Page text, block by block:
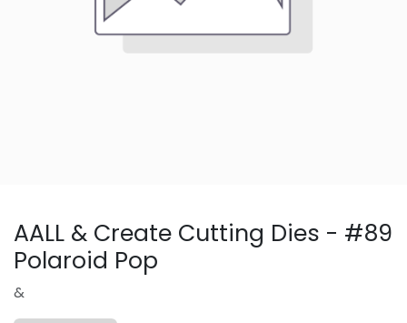
AALL & Create Cutting Dies - #89
Polaroid Pop
&